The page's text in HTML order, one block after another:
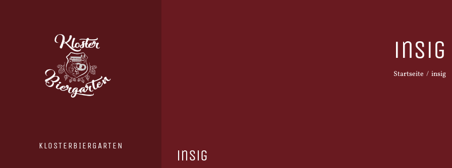
KLOSTERBIERGARTEN
insig
Startseite insig
insig